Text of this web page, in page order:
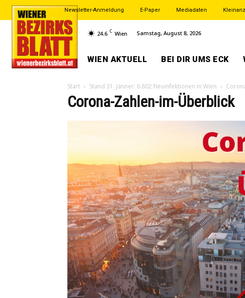
Newsletter-Anmeldung E-Paper Mediadaten
24.6 C Wien Samstag, August 8, 2026
WIEN AKTUELL BEI DIR UMS ECK
Start Stand 31. Jänner: 6.802 Neuinfektionen in Wien
Corona-Zahlen-im-Überblick